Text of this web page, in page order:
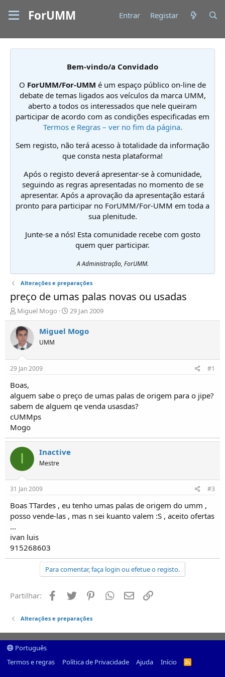
ForUMM Entrar Registar
Bem-vindo/a Convidado
O ForUMM/For-UMM é um espaço público on-line de
debate de temas ligados aos veículos da marca UMM,
aberto a todos os interessados que nele queiram
participar de acordo com as condições especificadas em
Termos e Regras – ver no fim da página.
Sem registo, não terá acesso à totalidade da informação
que consta nesta plataforma!
Após o registo deverá apresentar-se à comunidade,
seguindo as regras apresentadas no momento de se
apresentar. Após a aprovação da apresentação estará
pronto para participar no ForUMM/For-UMM em toda a
sua plenitude.
Junte-se a nós! Esta comunidade recebe com gosto
quem quer participar.
A Administração, ForUMM.
Alterações e preparações
preço de umas palas novas ou usadas
I
n
i
c
i
d
o
r
e
T
ó
p
i
c
Miguel Mogo
D
a
t
o
29 Jan 2009
Miguel Mogo
UMM
29 Jan 2009 #1
Boas,
alguem sabe o preço de umas palas de origem para o jipe?
sabem de alguem qe venda usasdas?
cUMMps
Mogo
I Inactive
Mestre
31 Jan 2009 #3
Boas TTardes , eu tenho umas palas de origem do umm ,
posso vende-las , mas n sei kuanto valem :S , aceito ofertas
...
ivan luis
915268603
Para comentar, faça login ou efetue o registo.
Partilhar: Facebook
Twitter PinterestWhatsapp
Email
Alterações e preparações
Português
Termos e regras
Política de Privacidade Ajuda Início
R